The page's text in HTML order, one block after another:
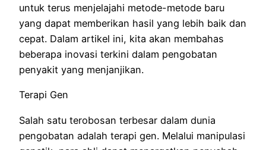
untuk terus menjelajahi metode-metode baru
yang dapat memberikan hasil yang lebih baik dan
cepat. Dalam artikel ini, kita akan membahas
beberapa inovasi terkini dalam pengobatan
penyakit yang menjanjikan.
Terapi Gen
Salah satu terobosan terbesar dalam dunia
pengobatan adalah terapi gen. Melalui manipulasi